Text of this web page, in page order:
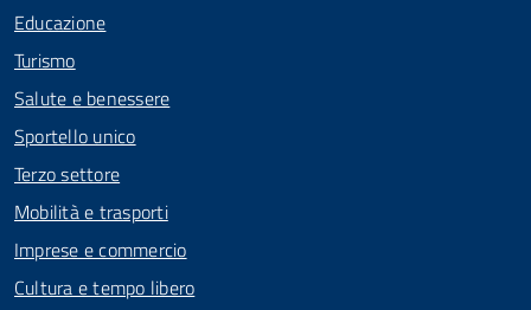
Educazione
Turismo
Salute e benessere
Sportello unico
Terzo settore
Mobilità e trasporti
Imprese e commercio
Cultura e tempo libero